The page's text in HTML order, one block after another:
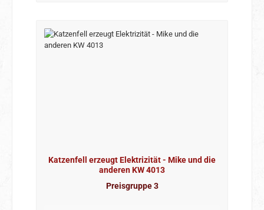
Katzenfell erzeugt Elektrizität - Mike und die
anderen KW 4013
Preisgruppe 3